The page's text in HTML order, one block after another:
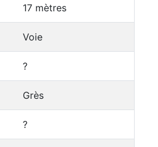
17 mètres
Voie
?
Grès
?